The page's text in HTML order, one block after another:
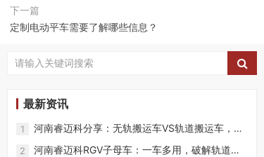
下一篇
定制电动平车需要了解哪些信息？
最新资讯
1
河南睿迈科分享：无轨搬运车VS轨道搬运车，核
心区别一文看懂
2
河南睿迈科RGV子母车：一车多用，破解轨道搬